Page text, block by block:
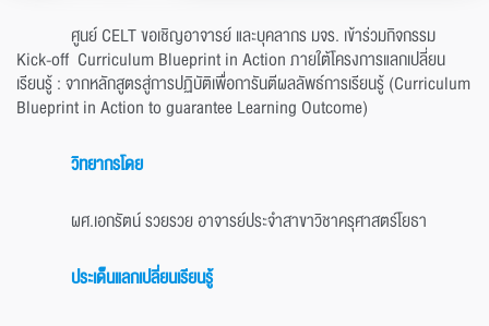
ศูนย์ CELT ขอเชิญอาจารย์ และบุคลากร มจร. เข้าร่วมกิจกรรม
Kick-off Curriculum Blueprint in Action ภายใต้โครงการแลกเปลี่ยน
เรียนรู้ : จากหลักสูตรสู่การปฏิบัติเพื่อการันตีผลลัพธ์การเรียนรู้ (Curriculum
Blueprint in Action to guarantee Learning Outcome)
วิทยากรโดย
ผศ.เอกรัตน์ รวยรวย อาจารย์ประจำสาขาวิชาครุศาสตร์โยธา
ประเด็นแลกเปลี่ยนเรียนรู้